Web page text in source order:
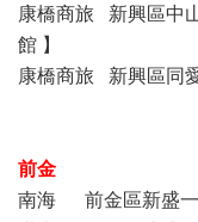
康橋商旅 新興區中
館 】
康橋商旅 新興區同
前金
南海 前金區新盛